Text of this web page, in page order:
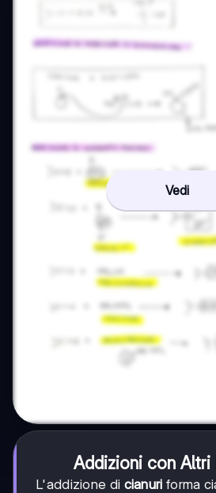
Vedi
Addizioni con
L'addizione di cianuri forma